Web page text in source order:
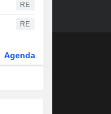
RE
RE
Agenda